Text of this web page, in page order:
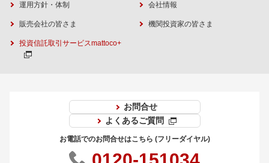
運用方針・体制 会社情報
販売会社の皆さま 機関投資家の皆さま
投資信託取引サービスmattoco+
お問合せ
よくあるご質問
お電話でのお問合せはこちら (フリーダイヤル)